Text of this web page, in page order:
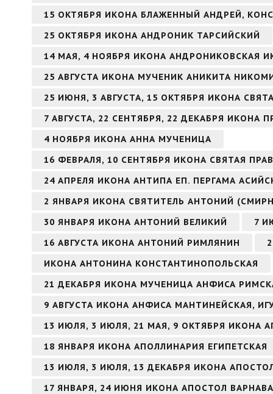
15 ОКТЯБРЯ ИКОНА БЛАЖЕННЫЙ АНДРЕЙ,
25 ОКТЯБРЯ ИКОНА АНДРОНИК ТАРСИЙСКИЙ
14 МАЯ, 4 НОЯБРЯ ИКОНА АНДРОНИКОВСКАЯ
25 АВГУСТА ИКОНА МУЧЕНИК АНИКИТА
25 ИЮНЯ, 3 АВГУСТА, 15 ОКТЯБРЯ ИКОНА
7 АВГУСТА, 22 СЕНТЯБРЯ, 22 ДЕКАБРЯ
4 НОЯБРЯ ИКОНА АННА МУЧЕНИЦА
16 ФЕВРАЛЯ, 10 СЕНТЯБРЯ ИКОНА СВЯТАЯ
24 АПРЕЛЯ ИКОНА АНТИПА ЕП. ПЕРГАМА
2 ЯНВАРЯ ИКОНА СВЯТИТЕЛЬ АНТОНИЙ
30 ЯНВАРЯ ИКОНА АНТОНИЙ ВЕЛИКИЙ
7
16 АВГУСТА ИКОНА АНТОНИЙ РИМЛЯНИН
ИКОНА АНТОНИНА КОНСТАНТИНОПОЛЬСКАЯ
21 ДЕКАБРЯ ИКОНА МУЧЕНИЦА АНФИСА
9 АВГУСТА ИКОНА АНФИСА МАНТИНЕЙСКАЯ,
13 ИЮЛЯ, 3 ИЮЛЯ, 21 МАЯ, 9 ОКТЯБРЯ ИКОНА
18 ЯНВАРЯ ИКОНА АПОЛЛИНАРИЯ ЕГИПЕТСКАЯ
13 ИЮЛЯ, 3 ИЮЛЯ, 13 ДЕКАБРЯ ИКОНА
17 ЯНВАРЯ, 24 ИЮНЯ ИКОНА АПОСТОЛ ВАРНАВА